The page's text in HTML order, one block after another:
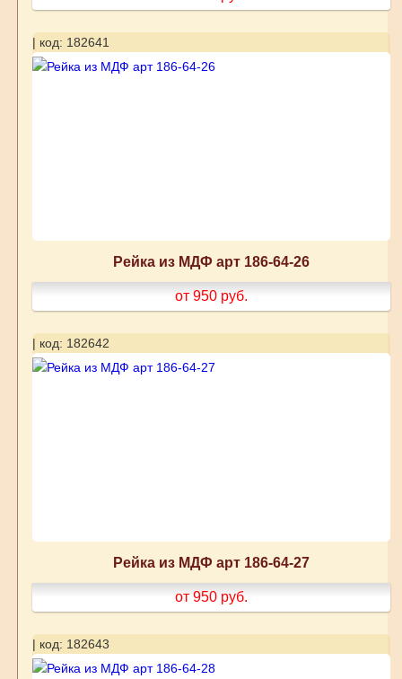
| код: 182641
Рейка из МДФ арт 186-64-26
от 950 руб.
| код: 182642
Рейка из МДФ арт 186-64-27
от 950 руб.
| код: 182643